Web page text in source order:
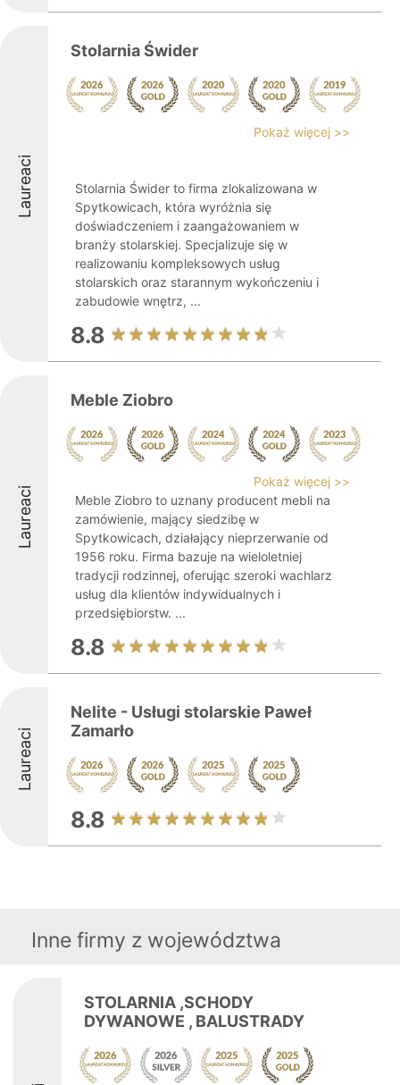
Laureaci
Stolarnia Świder
Pokaż więcej >>
Stolarnia Świder to firma zlokalizowana w
Spytkowicach, która wyróżnia się
doświadczeniem i zaangażowaniem w
branży stolarskiej. Specjalizuje się w
realizowaniu kompleksowych usług
stolarskich oraz starannym wykończeniu i
zabudowie wnętrz, ...
8.8
Laureaci
Meble Ziobro
Pokaż więcej >>
Meble Ziobro to uznany producent mebli na
zamówienie, mający siedzibę w
Spytkowicach, działający nieprzerwanie od
1956 roku. Firma bazuje na wieloletniej
tradycji rodzinnej, oferując szeroki wachlarz
usług dla klientów indywidualnych i
przedsiębiorstw. ...
8.8
Laureaci
Nelite - Usługi stolarskie Paweł
Zamarło
8.8
Inne firmy z województwa
STOLARNIA ,SCHODY
DYWANOWE , BALUSTRADY